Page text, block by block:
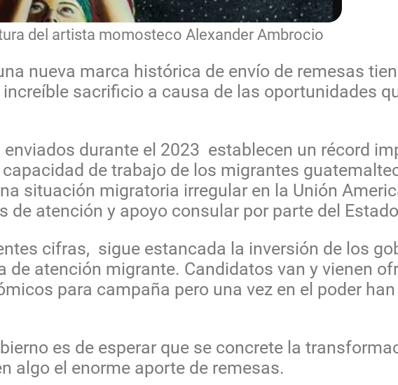
del artista momosteco Alexander Ambrocio
nueva marca histórica de envío de remesas
sacrificio a causa de las oportunidades
durante el 2023 establecen un récord
de trabajo de los migrantes
situación migratoria irregular en la Unión
de atención y apoyo consular por parte del
cifras, sigue estancada la inversión de los
atención migrante. Candidatos van y vienen
para campaña pero una vez en el poder
es de esperar que se concrete la
algo el enorme aporte de remesas.